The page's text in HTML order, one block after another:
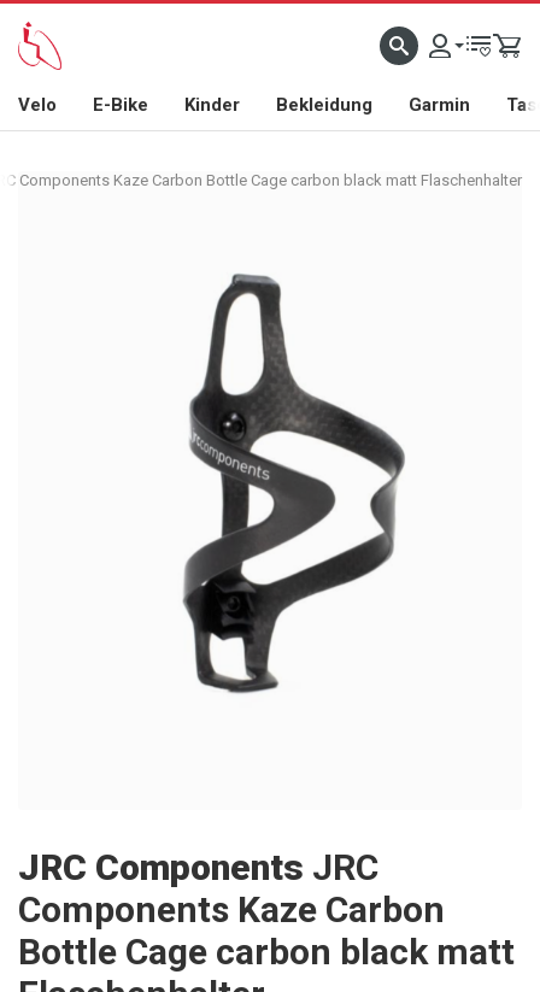
Velo E-Bike Kinder Bekleidung Garmin
Components Kaze Carbon Bottle Cage carbon black matt Flaschenhalter
JRC Components JRC
Components Kaze Carbon
Bottle Cage carbon black matt